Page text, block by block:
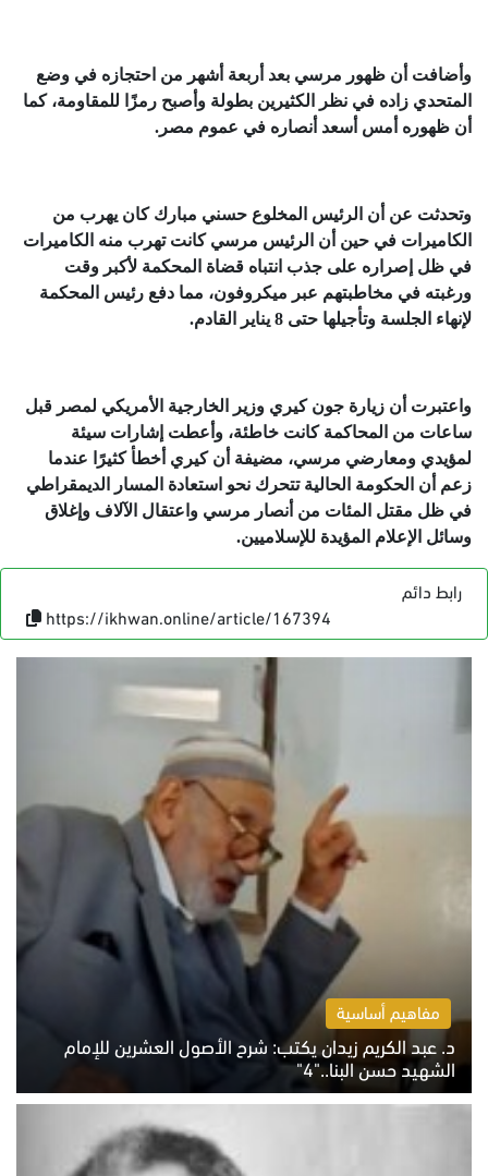
وأضافت أن ظهور مرسي بعد أربعة أشهر من احتجازه في وضع
المتحدي زاده في نظر الكثيرين بطولة وأصبح رمزًا للمقاومة، كما
أن ظهوره أمس أسعد أنصاره في عموم مصر.
وتحدثت عن أن الرئيس المخلوع حسني مبارك كان يهرب من
الكاميرات في حين أن الرئيس مرسي كانت تهرب منه الكاميرات
في ظل إصراره على جذب انتباه قضاة المحكمة ﻷكبر وقت
ورغبته في مخاطبتهم عبر ميكروفون، مما دفع رئيس المحكمة
ﻹنهاء الجلسة وتأجيلها حتى 8 يناير القادم.
واعتبرت أن زيارة جون كيري وزير الخارجية اﻷمريكي لمصر قبل
ساعات من المحاكمة كانت خاطئة، وأعطت إشارات سيئة
لمؤيدي ومعارضي مرسي، مضيفة أن كيري أخطأ كثيرًا عندما
زعم أن الحكومة الحالية تتحرك نحو استعادة المسار الديمقراطي
في ظل مقتل المئات من أنصار مرسي واعتقال اﻵﻻف وإغلاق
وسائل اﻹعلام المؤيدة للإسلاميين.
رابط دائم
https://ikhwan.online/article/167394
مفاهيم أساسية
د. عبد الكريم زيدان يكتب: شرح الأصول العشرين للإمام
الشهيد حسن البنا.."4"
الخميس 6 أغسطس 2026 10:27 ص